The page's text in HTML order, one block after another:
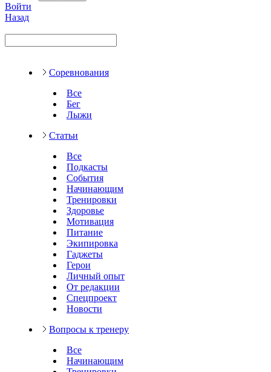
Войти
Назад
Соревнования
Все
Бег
Лыжи
Статьи
Все
Подкасты
События
Начинающим
Тренировки
Здоровье
Мотивация
Питание
Экипировка
Гаджеты
Герои
Личный опыт
От редакции
Спецпроект
Новости
Вопросы к тренеру
Все
Начинающим